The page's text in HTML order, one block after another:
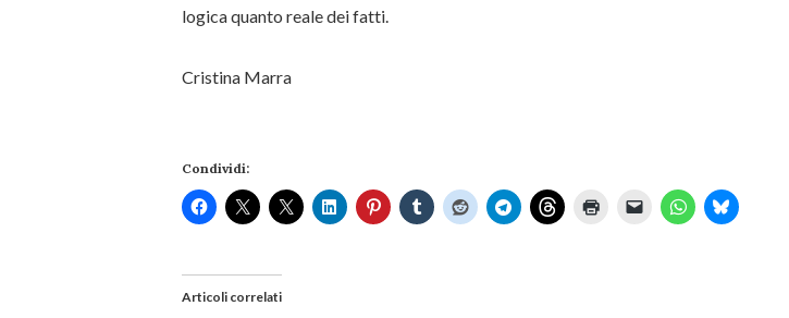
logica quanto reale dei fatti.
Cristina Marra
Condividi:
Articoli correlati